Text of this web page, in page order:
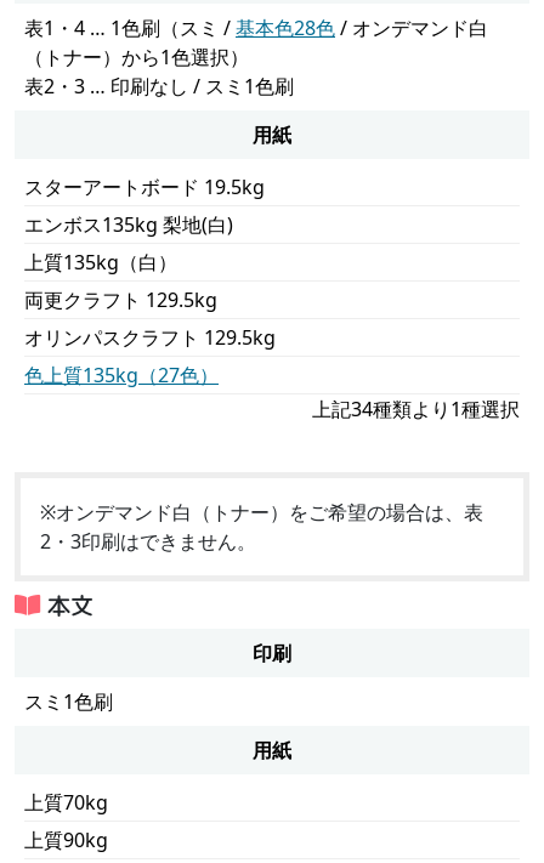
表1・4 … 1色刷（スミ /基本色28色/ オンデマンド白
（トナー）から1色選択）
表2・3 … 印刷なし / スミ1色刷
用紙
スターアートボード 19.5kg
エンボス135kg 梨地(白)
上質135kg（白）
両更クラフト 129.5kg
オリンパスクラフト 129.5kg
色上質135kg（27色）
上記34種類より1種選択
※オンデマンド白（トナー）をご希望の場合は、表
2・3印刷はできません。
本文
印刷
スミ1色刷
用紙
上質70kg
上質90kg